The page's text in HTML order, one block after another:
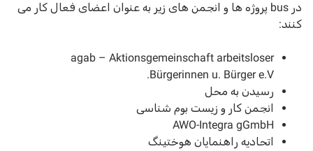
در bus پروژه ها و انجمن های زیر به عنوان اعضای فعال کار می
کنند:
agab – Aktionsgemeinschaft arbeitsloser
Bürgerinnen u. Bürger e.V.
رسیدن به محل
انجمن کار و زیست بوم شناسی
AWO-Integra gGmbH
اتحادیه راهنمایان هوختینگ